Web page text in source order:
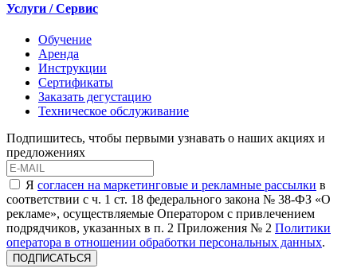
Услуги / Сервис
Обучение
Аренда
Инструкции
Сертификаты
Заказать дегустацию
Техническое обслуживание
Подпишитесь, чтобы первыми узнавать о наших акциях и
предложениях
Я согласен на маркетинговые и рекламные рассылки в
соответствии с ч. 1 ст. 18 федерального закона № 38-ФЗ «О
рекламе», осуществляемые Оператором с привлечением
подрядчиков, указанных в п. 2 Приложения № 2 Политики
оператора в отношении обработки персональных данных.
ПОДПИСАТЬСЯ